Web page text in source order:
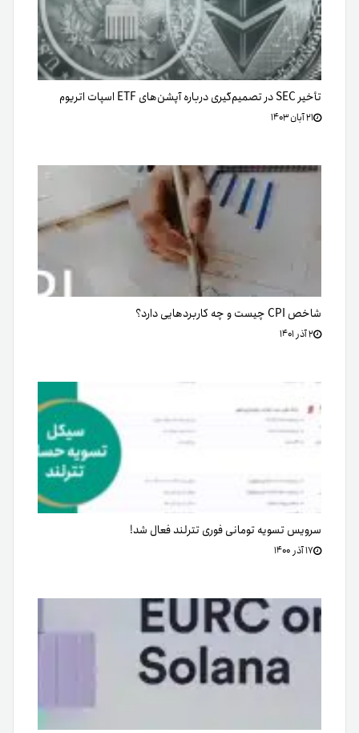
تأخیر SEC در تصمیم‌گیری درباره آپشن‌های ETF اسپات اتریوم
۲۱ آبان ۱۴۰۳
شاخص CPI چیست و چه کاربردهایی دارد؟
۲ آذر ۱۴۰۱
سرویس تسویه تومانی فوری تترلند فعال شد!
۱۷ آذر ۱۴۰۰